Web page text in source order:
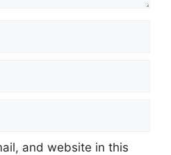
and website in this